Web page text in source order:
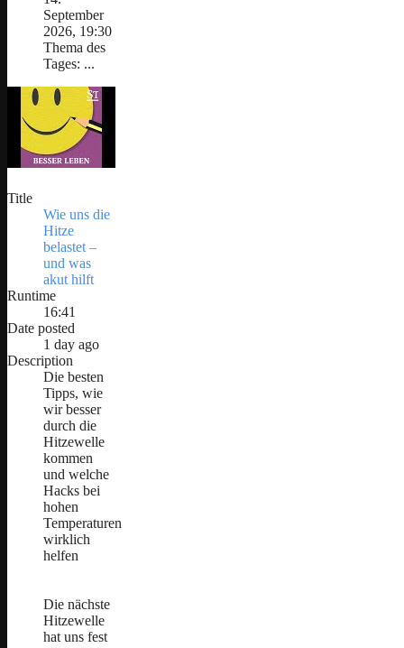
September
2026, 19:30
Thema des
Tages: ...
Title
Wie uns die
Hitze
belastet –
und was
akut hilft
Runtime
16:41
Date posted
1 day ago
Description
Die besten
Tipps, wie
wir besser
durch die
Hitzewelle
kommen
und welche
Hacks bei
hohen
Temperaturen
wirklich
helfen
Die nächste
Hitzewelle
hat uns fest